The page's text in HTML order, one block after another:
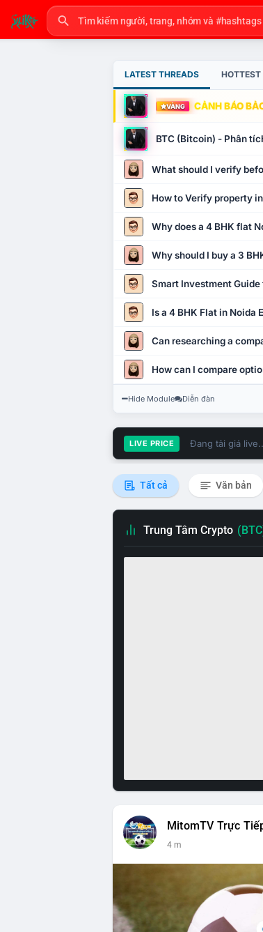
LATEST THREADS
VÀNG CẢNH BÁO
BTC (Bitcoin) - Phân
What should I verify
How to Verify property
Why does a 4 BHK flat
Why should I buy a 3
Smart Investment Guide
Is a 4 BHK Flat in Noida
Can researching a
How can I compare
Hide Module Diễn đàn
LIVE PRICE Đang tải giá
Tất cả Văn bản
Trung Tâm Crypto
MitomTV Trực
4 m